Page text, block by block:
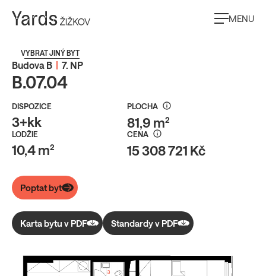
MENU
VYBRAT JINÝ BYT
Budova B | 7. NP
B.07.04
DISPOZICE
3+kk
PLOCHA
81,9 m²
LODŽIE
10,4 m²
CENA
15 308 721 Kč
Poptat byt
Karta bytu v PDF Standardy v PDF